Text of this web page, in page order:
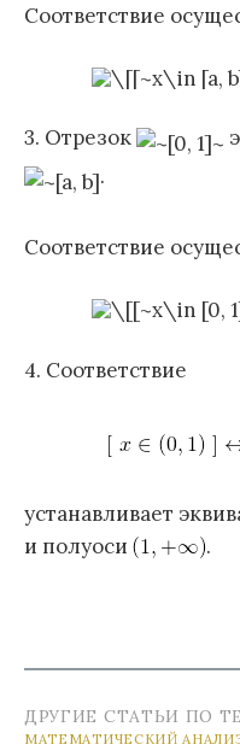
Соответствие
3. Отрезок
.
Соответствие
4. Соответствие
устанавливает
и полуоси
.
ДРУГИЕ СТАТЬИ ПО
МАТЕМАТИЧЕСКИЙ